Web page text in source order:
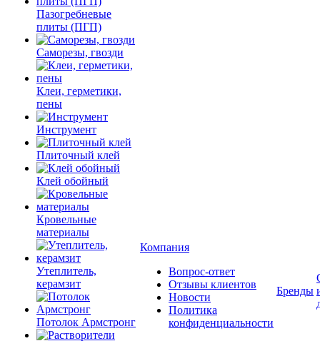
Пазогребневые
плиты (ПГП)
Саморезы, гвозди
Клеи, герметики,
пены
Инструмент
Плиточный клей
Клей обойный
Кровельные
материалы
Утеплитель,
керамзит
Потолок Армстронг
Компания
Вопрос-ответ
Отзывы клиентов
Новости
Политика
конфиденциальности
Бренды